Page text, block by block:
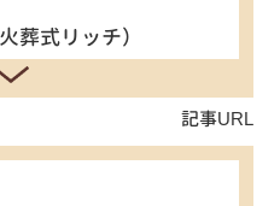
式リッチ）
記事URL